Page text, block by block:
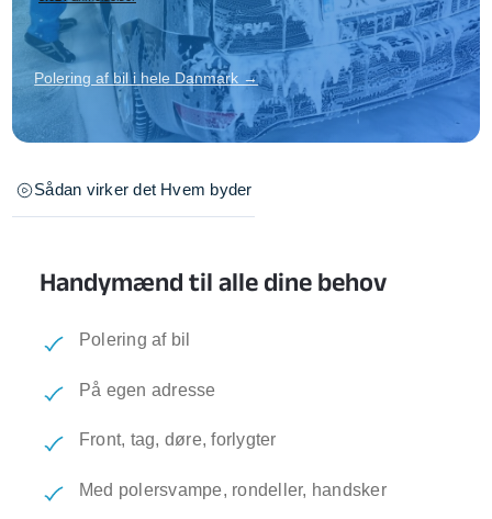
Polering af bil i hele Danmark →
Sådan virker det Hvem byder
Handymænd til alle dine behov
Polering af bil
På egen adresse
Front, tag, døre, forlygter
Med polersvampe, rondeller, handsker